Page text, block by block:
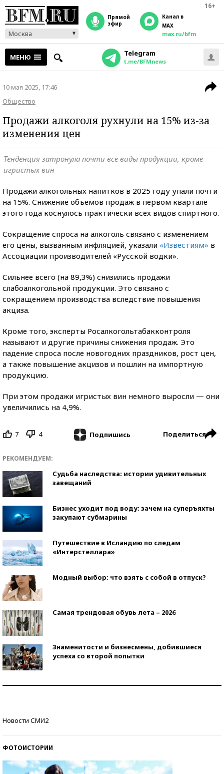
16+
Москва
прямой
эфир
Канал в
MAX
max.ru/bfm
МЕНЮ Telegram
t.me/BFMnews
10 мая 2025, 17:46
Общество
Продажи алкоголя рухнули на 15% из-за
изменения цен
Тенденция затронула почти все виды продукции, кроме
игристых вин
Продажи алкогольных напитков в 2025 году упали почти
на 15%. Снижение объемов продаж в первом квартале
этого года коснулось практически всех видов спиртного.
Сокращение спроса на алкоголь связано с изменением
его цены, вызванным инфляцией, указали «Известиям» в
Ассоциации производителей «Русской водки».
Сильнее всего (на 89,3%) снизились продажи
слабоалкогольной продукции. Это связано с
сокращением производства вследствие повышения
акциза.
Кроме того, эксперты Росалкогольтабакконтроля
называют и другие причины снижения продаж. Это
падение спроса после новогодних праздников, рост цен,
а также повышение акцизов и пошлин на импортную
продукцию.
При этом продажи игристых вин немного выросли — они
увеличились на 4,9%.
7 4 Подпишись Поделиться
РЕКОМЕНДУЕМ:
Судьба наследства: истории удивительных
завещаний
Бизнес уходит под воду: зачем на суперъяхты
закупают субмарины
Путешествие в Исландию по следам
«Интерстеллара»
Модный выбор: что взять с собой в отпуск?
Самая трендовая обувь лета – 2026
Знаменитости и бизнесмены, добившиеся
успеха со второй попытки
Новости СМИ2
ФОТОИСТОРИИ